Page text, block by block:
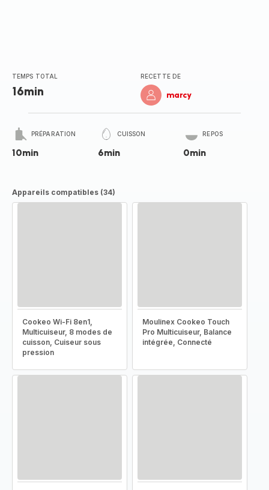
TEMPS TOTAL
16min
RECETTE DE
marcy
PRÉPARATION
10min
CUISSON
6min
REPOS
0min
Appareils compatibles (34)
Cookeo Wi-Fi 8en1,
Multicuiseur, 8 modes de
cuisson, Cuiseur sous
pression
Moulinex Cookeo Touch
Pro Multicuiseur, Balance
intégrée, Connecté